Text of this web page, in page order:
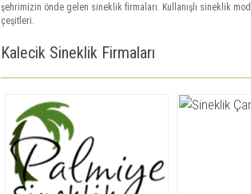
şehrimizin önde gelen sineklik firmaları. Kullanışlı sineklik
çeşitleri.
Kalecik Sineklik Firmaları